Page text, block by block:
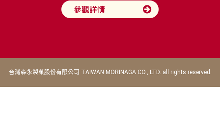
台灣森永製菓股份有限公司 TAIWAN MORINAGA CO., LTD. all rights reserved.